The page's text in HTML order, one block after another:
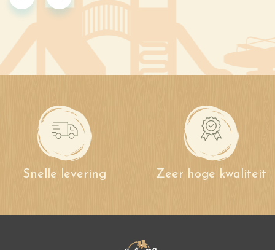
Snelle levering Zeer hoge kwaliteit